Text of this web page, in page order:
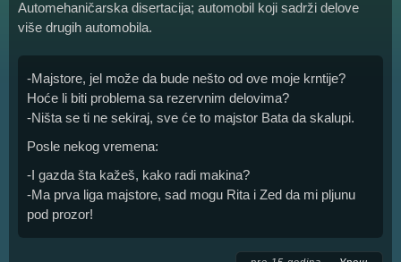
Automehaničarska disertacija; automobil koji sadrži delove
više drugih automobila.
-Majstore, jel može da bude nešto od ove moje krntije?
Hoće li biti problema sa rezervnim delovima?
-Ništa se ti ne sekiraj, sve će to majstor Bata da skalupi.
Posle nekog vremena:
-I gazda šta kažeš, kako radi makina?
-Ma prva liga majstore, sad mogu Rita i Zed da mi pljunu
pod prozor!